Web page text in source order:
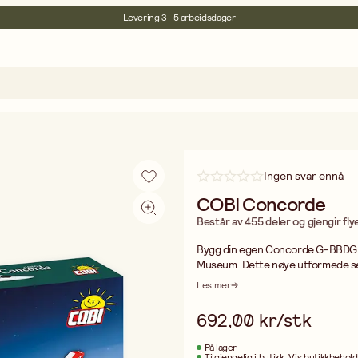
Levering 3–5 arbeidsdager
Ingen svar ennå
COBI Concorde
Består av 455 deler og gjengir
Bygg din egen Concorde G-
Museum. Dette nøye utformede
Modellen har sammenleggbare
Et eksklusivt byggesett for alle
Les mer
692,00 kr/stk
På lager